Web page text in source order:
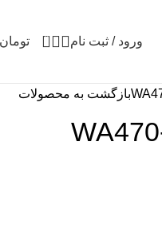
ورود / ثبت نام 0 تومان
بازگشت به محصولات